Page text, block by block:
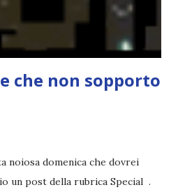
mia tbr del mese...
che non sopporto
noiosa domenica che dovrei
un post della rubrica Special .